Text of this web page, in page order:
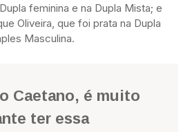
feminina e na Dupla Mista; e
Oliveira, que foi prata na Dupla
Masculina.
Caetano, é muito
ter essa